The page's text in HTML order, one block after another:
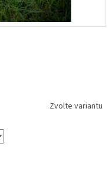
Zvolte variantu